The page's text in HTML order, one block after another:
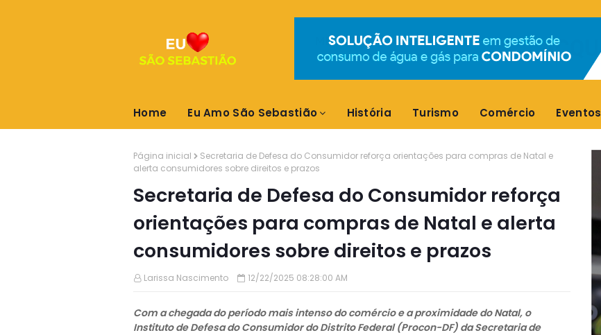
Home Eu Amo São Sebastião História Turismo Comércio Eventos
Página inicial
Secretaria de Defesa do Consumidor reforça orientações para compras de Natal e
alerta consumidores sobre direitos e prazos
Secretaria de Defesa do Consumidor reforça
orientações para compras de Natal e alerta
consumidores sobre direitos e prazos
Larissa Nascimento 12/22/2025 08:28:00 AM
Com a chegada do período mais intenso do comércio e a proximidade do Natal, o
Instituto de Defesa do Consumidor do Distrito Federal (Procon-DF) da Secretaria de